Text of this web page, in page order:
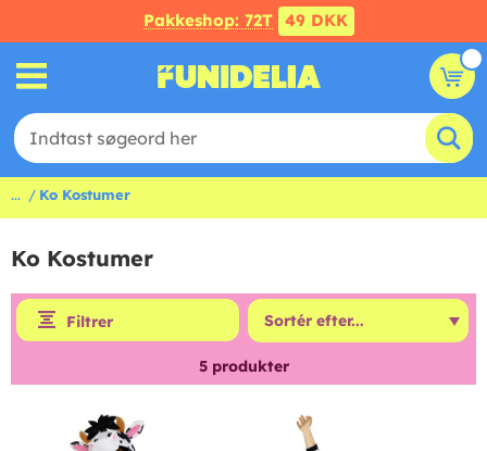
Pakkeshop: 72T 49 DKK
... Ko Kostumer
Ko Kostumer
Filtrer
5produkter